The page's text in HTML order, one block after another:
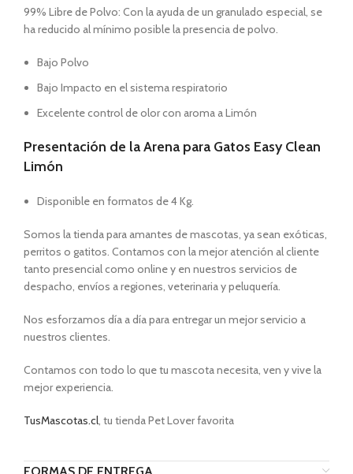
99% Libre de Polvo: Con la ayuda de un granulado especial, se
ha reducido al mínimo posible la presencia de polvo.
Bajo Polvo
Bajo Impacto en el sistema respiratorio
Excelente control de olor con aroma a Limón
Presentación de la Arena para Gatos Easy Clean
Limón
Disponible en formatos de 4 Kg.
Somos la tienda para amantes de mascotas, ya sean exóticas,
perritos o gatitos. Contamos con la mejor atención al cliente
tanto presencial como online y en nuestros servicios de
despacho, envíos a regiones, veterinaria y peluquería.
Nos esforzamos día a día para entregar un mejor servicio a
nuestros clientes.
Contamos con todo lo que tu mascota necesita, ven y vive la
mejor experiencia.
TusMascotas.cl, tu tienda Pet Lover favorita